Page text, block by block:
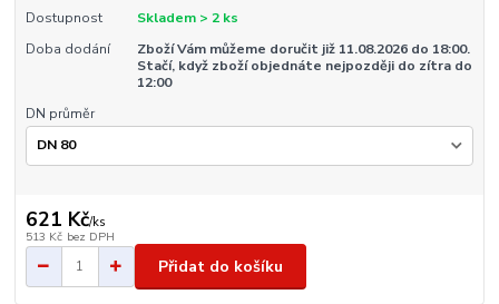
Dostupnost
Skladem > 2 ks
Doba dodání
Zboží Vám můžeme doručit již 11.08.2026 do 18:00.
Stačí, když zboží objednáte nejpozději do zítra do
12:00
DN průměr
621 Kč/ks
513 Kč bez DPH
Přidat do košíku